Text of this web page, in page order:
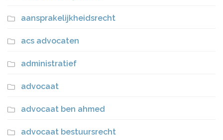
aansprakelijkheidsrecht
acs advocaten
administratief
advocaat
advocaat ben ahmed
advocaat bestuursrecht